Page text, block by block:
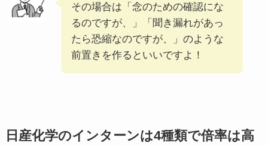
その場合は「念のための確認にな
るのですが、」「聞き漏れがあっ
たら恐縮なのですが、」のような
前置きを作るといいですよ！
日産化学のインターンは4種類で倍率は高